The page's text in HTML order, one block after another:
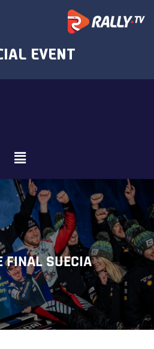
FINAL SUECIA